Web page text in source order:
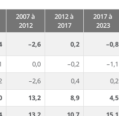
2007 à
2012
2012 à
2017
2017 à
2023
–2,6 0,2 –0,8
0,0 –0,2
–1,1
–2,6 0,4
0,2
13,2 8,9
4,5